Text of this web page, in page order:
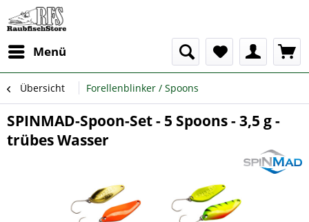
Menü
Übersicht Forellenblinker / Spoons
SPINMAD-Spoon-Set - 5 Spoons - 3,5 g -
trübes Wasser